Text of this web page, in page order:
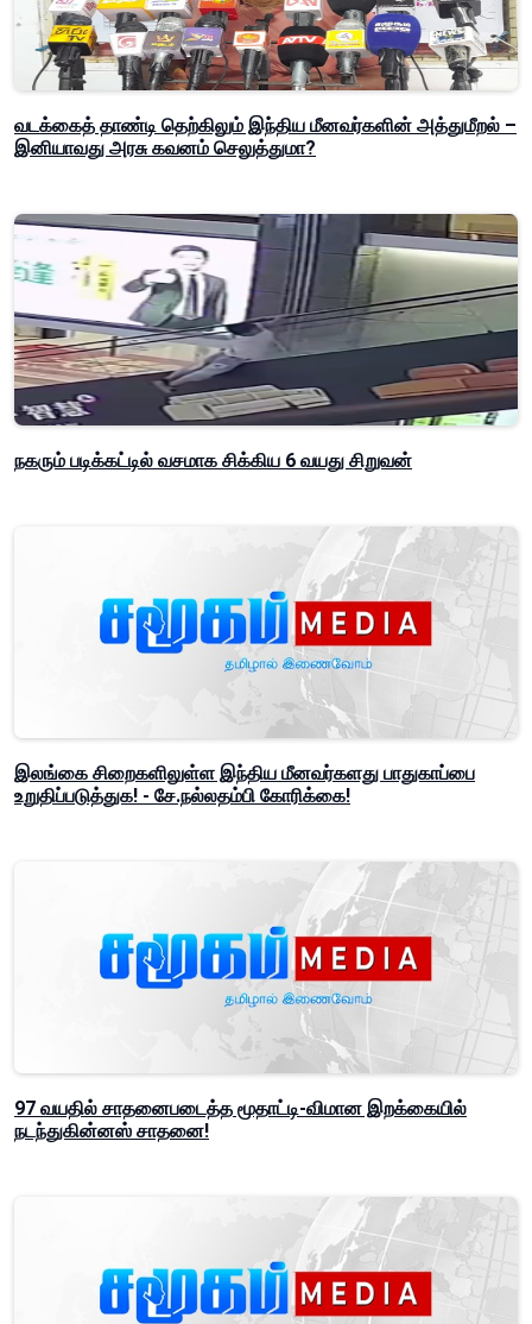
வடக்கைத் தாண்டி தெற்கிலும் இந்திய மீனவர்களின் அத்துமீறல் –
இனியாவது அரசு கவனம் செலுத்துமா?
நகரும் படிக்கட்டில் வசமாக சிக்கிய 6 வயது சிறுவன்
இலங்கை சிறைகளிலுள்ள இந்திய மீனவர்களது பாதுகாப்பை
உறுதிப்படுத்துக! - சே.நல்லதம்பி கோரிக்கை!
97 வயதில் சாதனைபடைத்த மூதாட்டி-விமான இறக்கையில்
நடந்துகின்னஸ் சாதனை!